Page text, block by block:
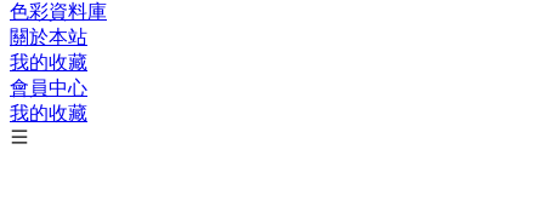
色彩資料庫
關於本站
我的收藏
會員中心
我的收藏